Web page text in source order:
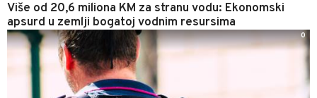
Više od 20,6 miliona KM za stranu vodu: Ekonomski
apsurd u zemlji bogatoj vodnim resursima
0